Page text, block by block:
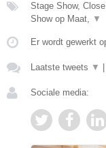
Stage Show,
Show op Maat, ▼
Er wordt gewerkt
Laatste tweets ▼
Sociale media: